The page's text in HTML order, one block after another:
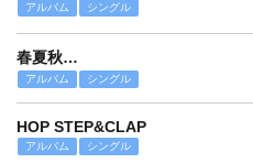
アルバム シングル
春夏秋…
アルバム シングル
HOP STEP&CLAP
アルバム シングル